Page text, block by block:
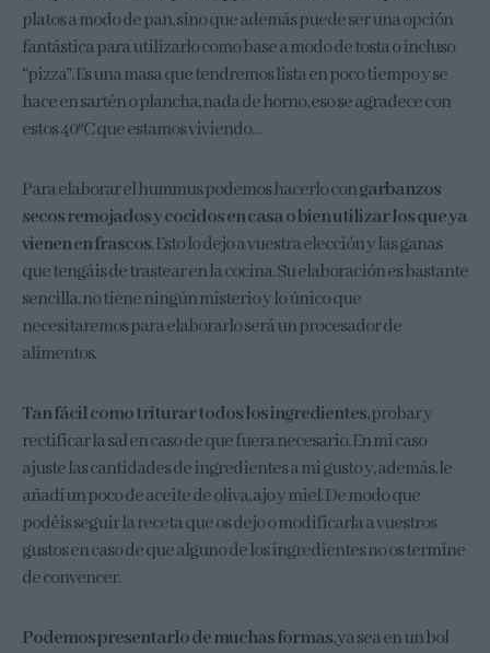
platos a modo de pan, sino que además puede ser una opción
fantástica para utilizarlo como base a modo de tosta o incluso
“pizza”. Es una masa que tendremos lista en poco tiempo y se
hace en sartén o plancha, nada de horno, eso se agradece con
estos 40ºC que estamos viviendo…
Para elaborar el hummus podemos hacerlo congarbanzos
secos remojados y cocidos en casa o bien utilizar los que ya
vienen en frascos. Esto lo dejo a vuestra elección y las ganas
que tengáis de trastear en la cocina. Su elaboración es bastante
sencilla, no tiene ningún misterio y lo único que
necesitaremos para elaborarlo será un procesador de
alimentos.
Tan fácil como triturar todos los ingredientes, probar y
rectificar la sal en caso de que fuera necesario. En mi caso
ajuste las cantidades de ingredientes a mi gusto y, además, le
añadí un poco de aceite de oliva, ajo y miel. De modo que
podéis seguir la receta que os dejo o modificarla a vuestros
gustos en caso de que alguno de los ingredientes no os termine
de convencer.
Podemos presentarlo de muchas formas, ya sea en un bol